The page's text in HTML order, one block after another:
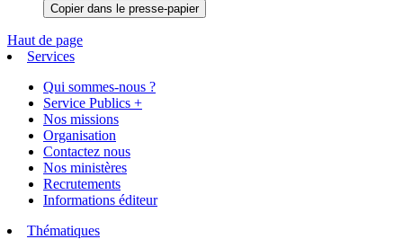
Copier dans le presse-papier
Haut de page
Services
Qui sommes-nous ?
Service Publics +
Nos missions
Organisation
Contactez nous
Nos ministères
Recrutements
Informations éditeur
Thématiques